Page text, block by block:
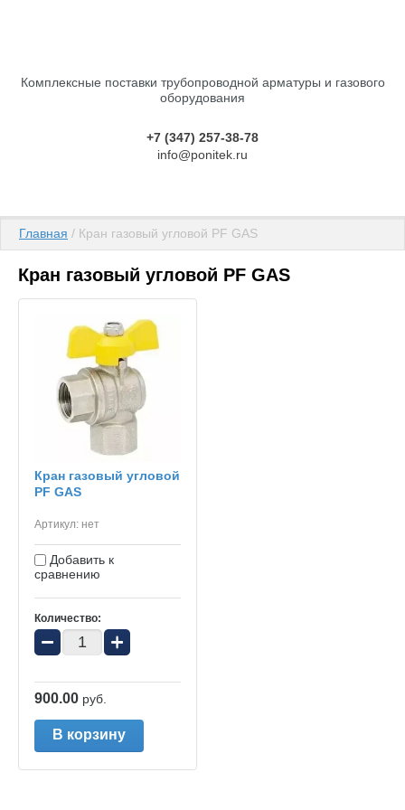
Комплексные поставки трубопроводной арматуры и газового
оборудования
+7 (347) 257-38-78
info@ponitek.ru
Главная / Кран газовый угловой PF GAS
Кран газовый угловой PF GAS
Кран газовый угловой
PF GAS
Артикул: нет
Добавить к
сравнению
Количество:
− +
900.00 руб.
В корзину